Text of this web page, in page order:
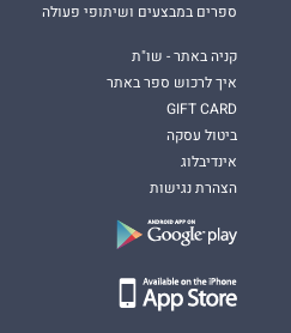
ספרים במבצעים ושיתופי פעולה
קניה באתר - שו"ת
איך לרכוש ספר באתר
GIFT CARD
ביטול עסקה
אינדיבלוג
הצהרת נגישות